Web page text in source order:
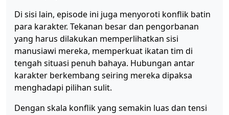
Di sisi lain, episode ini juga menyoroti konflik batin
para karakter. Tekanan besar dan pengorbanan
yang harus dilakukan memperlihatkan sisi
manusiawi mereka, memperkuat ikatan tim di
tengah situasi penuh bahaya. Hubungan antar
karakter berkembang seiring mereka dipaksa
menghadapi pilihan sulit.
Dengan skala konflik yang semakin luas dan tensi